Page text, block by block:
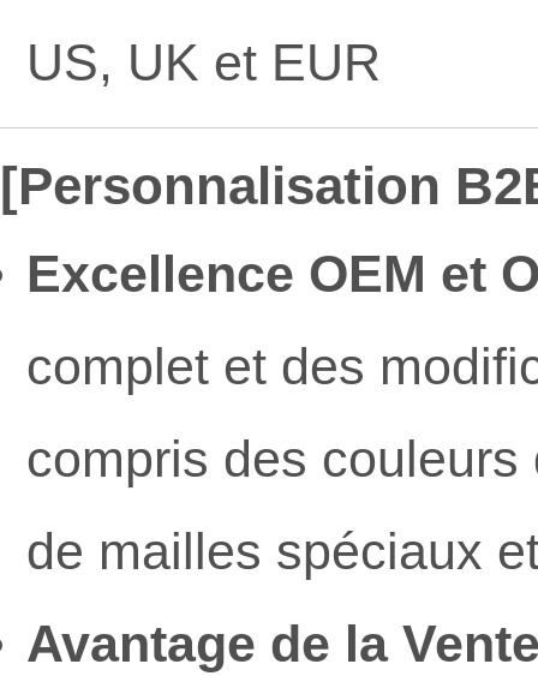
US, UK et EUR
[Personnalisation
Excellence OEM et
complet et des
compris des
de mailles spéciaux
Avantage de la